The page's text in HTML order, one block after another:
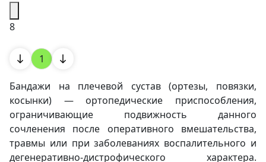
8
1
Бандажи на плечевой сустав (ортезы, повязки,
косынки) — ортопедические приспособления,
ограничивающие подвижность данного
сочленения после оперативного вмешательства,
травмы или при заболеваниях воспалительного и
дегенеративно-дистрофического характера.